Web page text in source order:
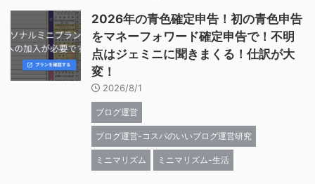
2026年の青色確定申告！初の青色申告
をマネーフォワード確定申告で！不明
点はジェミニに聞きまくる！仕訳が大
変！
2026/8/1
ブログ運営
ブログ運営-コスパのいいブログ運営研究
ミニマリズム ミニマリズム-生活